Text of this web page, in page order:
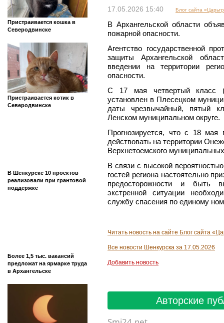
Пристраивается кошка в
Северодвинске
Пристраивается котик в
Северодвинске
В Шенкурске 10 проектов
реализовали при грантовой
поддержке
Более 1,5 тыс. вакансий
предложат на ярмарке труда
в Архангельске
17.05.2026 15:40 Блог сайта
В Архангельской области
пожарной опасности.
Агентство государственной
защиты Архангельской
введении на территории
опасности.
С 17 мая четвертый класс
установлен в Плесецком
даты чрезвычайный, пятый
Ленском муниципальном округе.
Прогнозируется, что с 18 мая
действовать на территории
Верхнетоемского
В связи с высокой
гостей региона настоятельно
предосторожности и быть
экстренной ситуации
службу спасения по единому
Читать новость на сайте Блог сайта
Все новости Шенкурска за 17.05.2026
Добавить новость
Авторские